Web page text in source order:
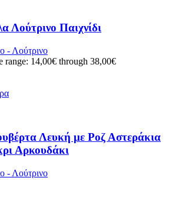
Λούτρινο Παιχνίδι
- Λούτρινο
range: 14,00€ through 38,00€
Λευκή με Ροζ Αστεράκια
Αρκουδάκι
- Λούτρινο